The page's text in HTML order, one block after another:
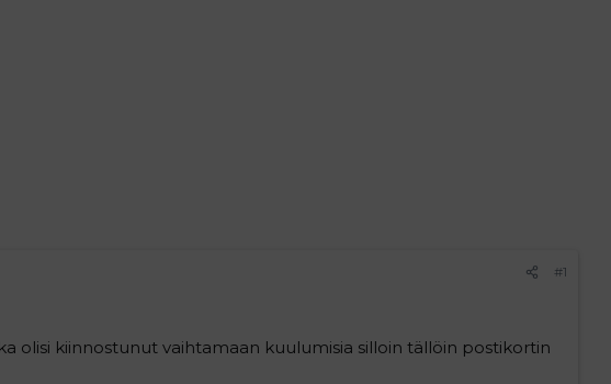
#1
olisi kiinnostunut vaihtamaan kuulumisia silloin tällöin postikortin